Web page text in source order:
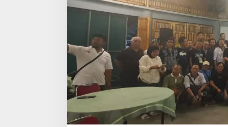
N
2
0
2
6
d
i
B
a
n
t
e
n
,